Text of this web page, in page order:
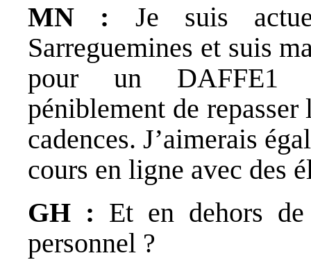
MN : Je suis
Sarreguemines et suis
pour un DAFFE1
péniblement de
cadences. J’aimerais
cours en ligne avec des
GH : Et en dehors
personnel ?